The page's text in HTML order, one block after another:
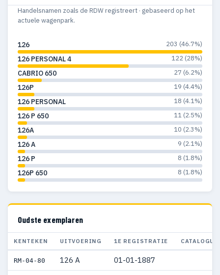
Handelsnamen zoals de RDW registreert · gebaseerd op het
actuele wagenpark.
126 203 (46.7%)
126 PERSONAL 4 122 (28%)
CABRIO 650 27 (6.2%)
126P 19 (4.4%)
126 PERSONAL 18 (4.1%)
126 P 650 11 (2.5%)
126A 10 (2.3%)
126 A 9 (2.1%)
126 P 8 (1.8%)
126P 650 8 (1.8%)
Oudste exemplaren
KENTEKEN UITVOERING 1E REGISTRATIE
RM-04-80 126 A 01-01-1887